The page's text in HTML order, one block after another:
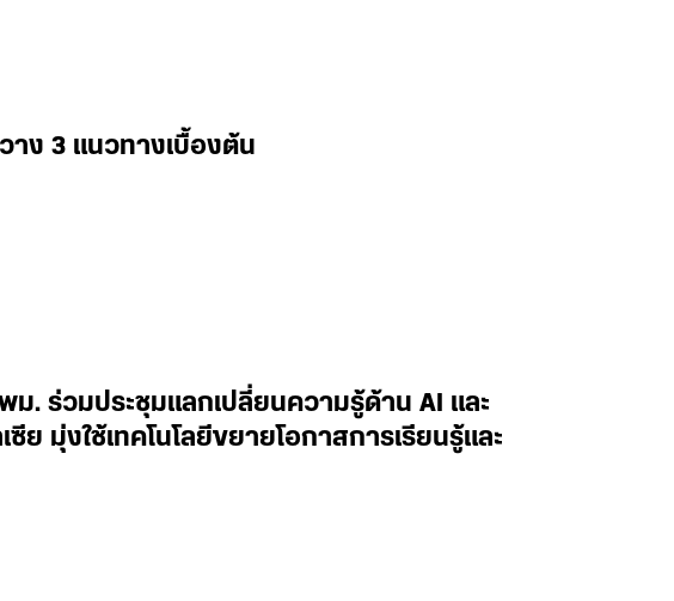
ง 3 แนวทางเบื้องต้น
ม. ร่วมประชุมแลกเปลี่ยนความรู้ด้าน AI และ
ย มุ่งใช้เทคโนโลยีขยายโอกาสการเรียนรู้และ